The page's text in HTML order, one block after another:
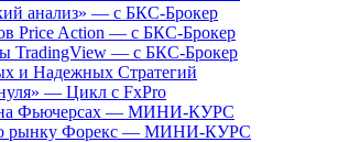
анализ» — с БКС-Брокер
Price Action — с БКС-Брокер
TradingView — с БКС-Брокер
и Надежных Стратегий
— Цикл с FxPro
на Фьючерсах — МИНИ-КУРС
рынку Форекс — МИНИ-КУРС